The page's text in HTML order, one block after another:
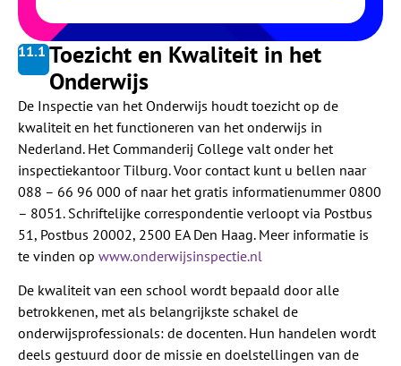
11.1 Toezicht en Kwaliteit in het
Onderwijs
De Inspectie van het Onderwijs houdt toezicht op de
kwaliteit en het functioneren van het onderwijs in
Nederland. Het Commanderij College valt onder het
inspectiekantoor Tilburg. Voor contact kunt u bellen naar
088 – 66 96 000 of naar het gratis informatienummer 0800
– 8051. Schriftelijke correspondentie verloopt via Postbus
51, Postbus 20002, 2500 EA Den Haag. Meer informatie is
te vinden op www.onderwijsinspectie.nl
De kwaliteit van een school wordt bepaald door alle
betrokkenen, met als belangrijkste schakel de
onderwijsprofessionals: de docenten. Hun handelen wordt
deels gestuurd door de missie en doelstellingen van de